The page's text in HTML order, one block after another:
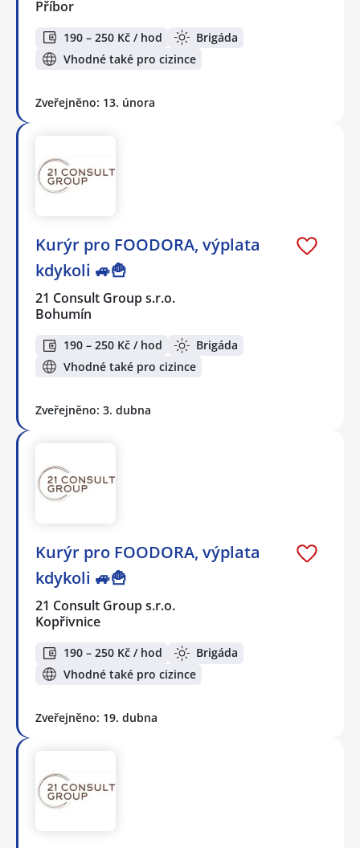
Příbor
190 – 250 Kč / hod
Brigáda
Vhodné také pro cizince
Zveřejněno: 13. února
Kurýr pro FOODORA, výplata
kdykoli 🚙🍟
21 Consult Group s.r.o.
Bohumín
190 – 250 Kč / hod
Brigáda
Vhodné také pro cizince
Zveřejněno: 3. dubna
Kurýr pro FOODORA, výplata
kdykoli 🚙🍟
21 Consult Group s.r.o.
Kopřivnice
190 – 250 Kč / hod
Brigáda
Vhodné také pro cizince
Zveřejněno: 19. dubna